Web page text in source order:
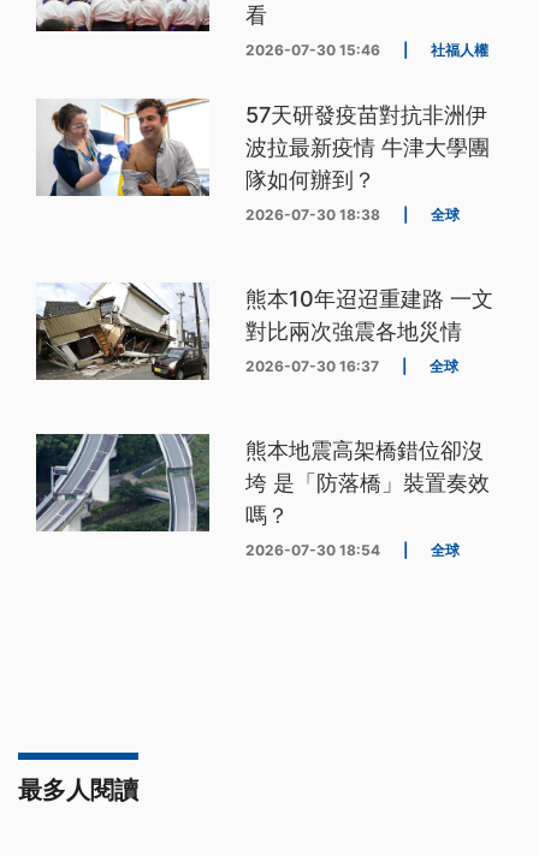
看
2026-07-30 15:46 社福人權
57天研發疫苗對抗非洲伊
波拉最新疫情 牛津大學團
隊如何辦到？
2026-07-30 18:38 全球
熊本10年迢迢重建路 一文
對比兩次強震各地災情
2026-07-30 16:37 全球
熊本地震高架橋錯位卻沒
垮 是「防落橋」裝置奏效
嗎？
2026-07-30 18:54 全球
最多人閱讀